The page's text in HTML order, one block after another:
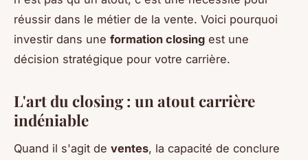
réussir dans le métier de la vente. Voici pourquoi
investir dans une formation closing est une
décision stratégique pour votre carrière.
L'art du closing : un atout carrière
indéniable
Quand il s'agit de ventes, la capacité de conclure